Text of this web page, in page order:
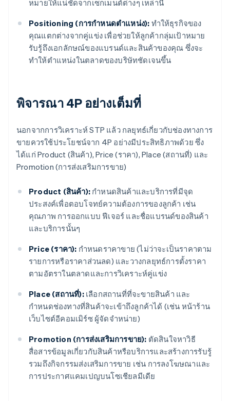
หมายให้แน่ชัดจากเซกเมนต์ต่างๆ เหล่านี้
Positioning (การกำหนดตำแหน่ง): ทำให้ธุรกิจของ
คุณแตกต่างจากคู่แข่ง เพื่อช่วยให้ลูกค้ากลุ่มเป้าหมาย
รับรู้ถึงเอกลักษณ์ของแบรนด์และสินค้าของคุณ ซึ่งจะ
ทำให้ตำแหน่งในตลาดของบริษัทชัดเจนขึ้น
พิจารณา 4P อย่างเต็มที่
นอกจากการวิเคราะห์ STP แล้ว กลยุทธ์เกี่ยวกับช่องทางการ
ขายควรใช้ประโยชน์จาก 4P อย่างมีประสิทธิภาพด้วย ซึ่ง
ได้แก่ Product (สินค้า), Price (ราคา), Place (สถานที่) และ
Promotion (การส่งเสริมการขาย)
Product (สินค้า): กำหนดสินค้าและบริการที่มีจุด
ประสงค์เพื่อตอบโจทย์ความต้องการของลูกค้า เช่น
คุณภาพ การออกแบบ ฟีเจอร์ และชื่อแบรนด์ของสินค้า
และบริการนั้นๆ
Price (ราคา): กำหนดราคาขาย (ไม่ว่าจะเป็นราคาตาม
รายการหรือราคาส่วนลด) และวางกลยุทธ์การตั้งราคา
ตามอัตราในตลาดและการวิเคราะห์คู่แข่ง
Place (สถานที่):เลือกสถานที่ที่จะขายสินค้า และ
กำหนดช่องทางที่สินค้าจะเข้าถึงลูกค้าได้ (เช่น หน้าร้าน
เว็บไซต์อีคอมเมิร์ซ ผู้จัดจำหน่าย)
Promotion (การส่งเสริมการขาย): ตัดสินใจหาวิธี
สื่อสารข้อมูลเกี่ยวกับสินค้าหรือบริการและสร้างการรับรู้
รวมถึงกิจกรรมส่งเสริมการขาย เช่น การลงโฆษณาและ
การประกาศแคมเปญบนโซเชียลมีเดีย